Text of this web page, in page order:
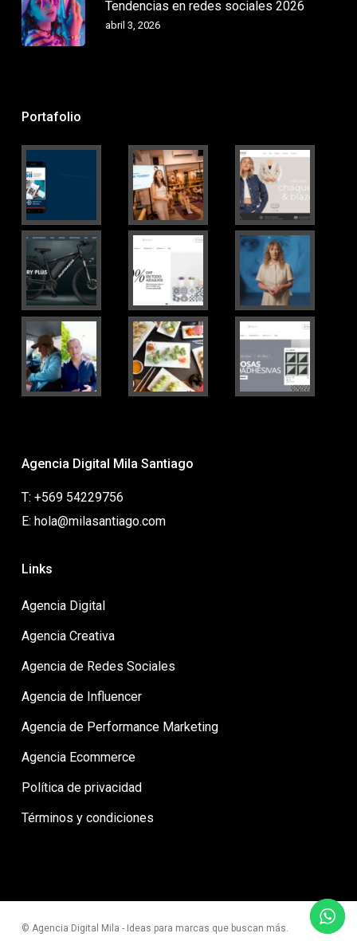
Tendencias en redes sociales 2026
abril 3, 2026
Portafolio
Agencia Digital Mila Santiago
T: +569 54229756
E: hola@milasantiago.com
Links
Agencia Digital
Agencia Creativa
Agencia de Redes Sociales
Agencia de Influencer
Agencia de Performance Marketing
Agencia Ecommerce
Política de privacidad
Términos y condiciones
© Agencia Digital Mila - Ideas para marcas que buscan más.